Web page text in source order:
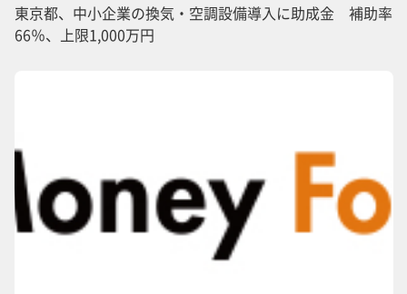
東京都、中小企業の換気・空調設備導入に助成金 補助率
66％、上限1,000万円